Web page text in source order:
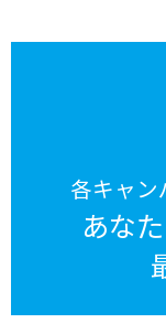
各キャン
あな